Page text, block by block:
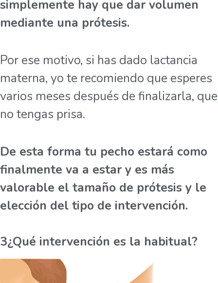
simplemente hay que dar volumen
mediante una prótesis.
Por ese motivo, si has dado lactancia
materna, yo te recomiendo que esperes
varios meses después de finalizarla, que
no tengas prisa.
De esta forma tu pecho estará como
finalmente va a estar y es más
valorable el tamaño de prótesis y le
elección del tipo de intervención.
3¿Qué intervención es la habitual?